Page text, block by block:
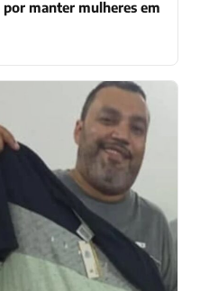
manter mulheres em